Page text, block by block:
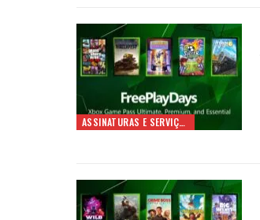
ASSINATURAS E SERVIÇOS